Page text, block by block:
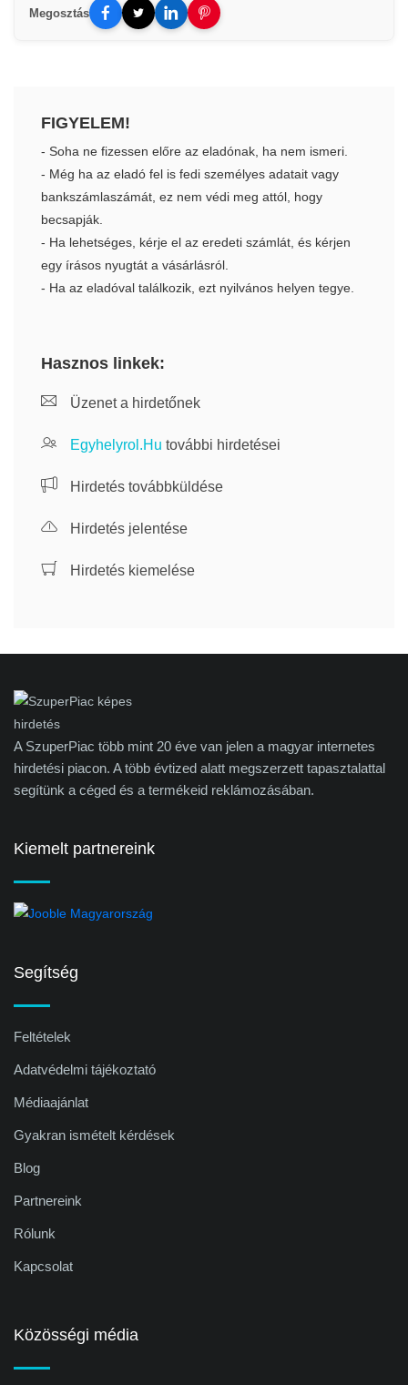
Megosztás
FIGYELEM!
- Soha ne fizessen előre az eladónak, ha nem ismeri.
- Még ha az eladó fel is fedi személyes adatait vagy
bankszámlaszámát, ez nem védi meg attól, hogy
becsapják.
- Ha lehetséges, kérje el az eredeti számlát, és kérjen
egy írásos nyugtát a vásárlásról.
- Ha az eladóval találkozik, ezt nyilvános helyen tegye.
Hasznos linkek:
Üzenet a hirdetőnek
Egyhelyrol.Hu további hirdetései
Hirdetés továbbküldése
Hirdetés jelentése
Hirdetés kiemelése
A SzuperPiac több mint 20 éve van jelen a magyar internetes
hirdetési piacon. A több évtized alatt megszerzett tapasztalattal
segítünk a céged és a termékeid reklámozásában.
Kiemelt partnereink
Segítség
Feltételek
Adatvédelmi tájékoztató
Médiaajánlat
Gyakran ismételt kérdések
Blog
Partnereink
Rólunk
Kapcsolat
Közösségi média